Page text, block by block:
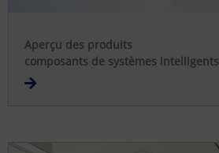
Aperçu des produits
composants de systèmes intelligents